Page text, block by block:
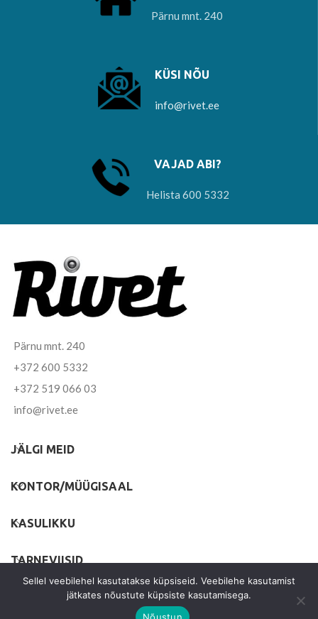
Pärnu mnt. 240
KÜSI NÕU
info@rivet.ee
VAJAD ABI?
Helista 600 5332
Pärnu mnt. 240
+372 600 5332
+372 519 066 03
info@rivet.ee
JÄLGI MEID
KONTOR/MÜÜGISAAL
KASULIKKU
TARNEVIISID
Sellel veebilehel kasutatakse küpsiseid. Veebilehe kasutamist
jätkates nõustute küpsiste kasutamisega.
Nõustun